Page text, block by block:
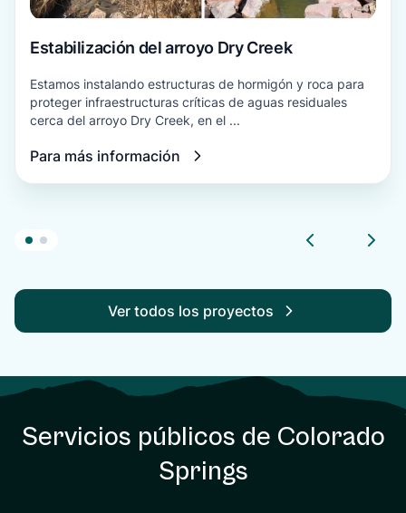
Estabilización del arroyo Dry Creek
Estamos instalando estructuras de hormigón y roca para
proteger infraestructuras críticas de aguas residuales
cerca del arroyo Dry Creek, en el ...
Para más información
Ver todos los proyectos
Servicios públicos de Colorado
Springs